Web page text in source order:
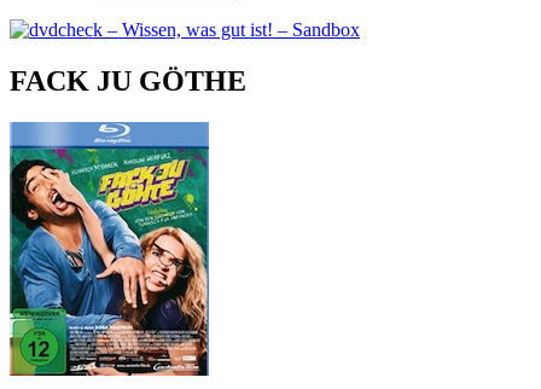
FACK JU GÖTHE